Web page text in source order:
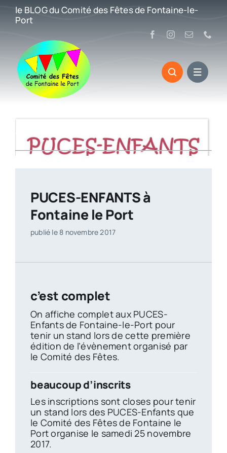
Passer
contenu
le BLOG du Comité des Fêtes de Fontaine-le-
Port
PUCES-ENFANTS à
Fontaine le Port
publié le 8 novembre 2017
c’est complet
On affiche complet aux PUCES-
Enfants de Fontaine-le-Port pour
tenir un stand lors de cette première
édition de l’évènement organisé par
le Comité des Fêtes.
beaucoup d’inscrits
Les inscriptions sont closes pour tenir
un stand lors des PUCES-Enfants que
le Comité des Fêtes de Fontaine le
Port organise le samedi 25 novembre
2017.